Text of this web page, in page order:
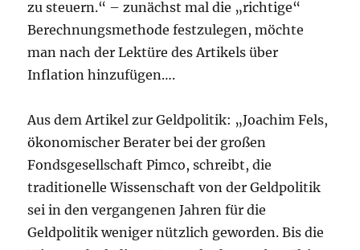
zu steuern.“ – zunächst mal die „richtige“
Berechnungsmethode festzulegen, möchte
man nach der Lektüre des Artikels über
Inflation hinzufügen….
Aus dem Artikel zur Geldpolitik: „Joachim Fels,
ökonomischer Berater bei der großen
Fondsgesellschaft Pimco, schreibt, die
traditionelle Wissenschaft von der Geldpolitik
sei in den vergangenen Jahren für die
Geldpolitik weniger nützlich geworden. Bis die